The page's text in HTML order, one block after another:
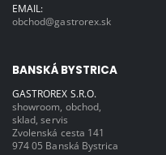
EMAIL:
obchod@gastrorex.sk
BANSKÁ BYSTRICA
GASTROREX S.R.O.
showroom, obchod,
sklad, servis
Zvolenská cesta 141
974 05 Banská Bystrica